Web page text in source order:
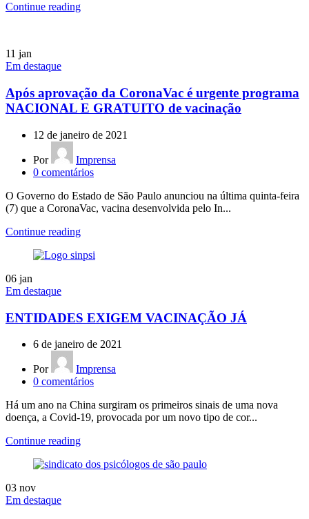
Continue reading
11 jan
Em destaque
Após aprovação da CoronaVac é urgente programa
NACIONAL E GRATUITO de vacinação
12 de janeiro de 2021
Por
Imprensa
0 comentários
O Governo do Estado de São Paulo anunciou na última quinta-feira
(7) que a CoronaVac, vacina desenvolvida pelo In...
Continue reading
06 jan
Em destaque
ENTIDADES EXIGEM VACINAÇÃO JÁ
6 de janeiro de 2021
Por
Imprensa
0 comentários
Há um ano na China surgiram os primeiros sinais de uma nova
doença, a Covid-19, provocada por um novo tipo de cor...
Continue reading
03 nov
Em destaque